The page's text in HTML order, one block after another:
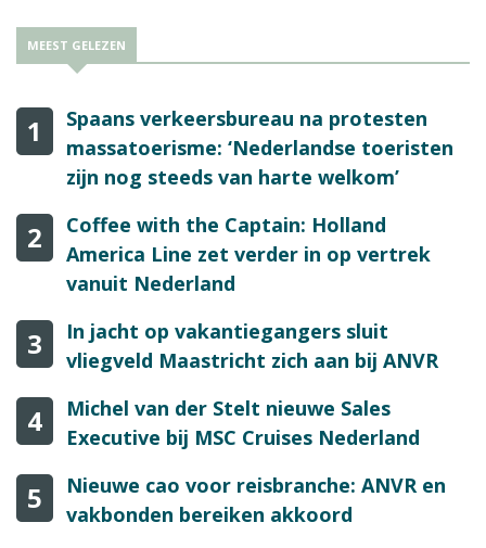
MEEST GELEZEN
1
Spaans verkeersbureau na protesten
massatoerisme: ‘Nederlandse toeristen
zijn nog steeds van harte welkom’
2
Coffee with the Captain: Holland
America Line zet verder in op vertrek
vanuit Nederland
3
In jacht op vakantiegangers sluit
vliegveld Maastricht zich aan bij ANVR
4
Michel van der Stelt nieuwe Sales
Executive bij MSC Cruises Nederland
5
Nieuwe cao voor reisbranche: ANVR en
vakbonden bereiken akkoord